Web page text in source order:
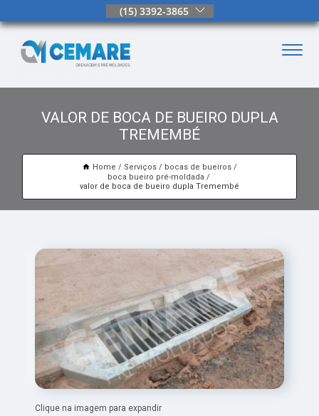
(15) 3392-3865
VALOR DE BOCA DE BUEIRO DUPLA
TREMEMBÉ
Home Serviços
bocas de bueiros
boca bueiro pré-moldada
valor de boca de bueiro dupla Tremembé
Clique na imagem para expandir